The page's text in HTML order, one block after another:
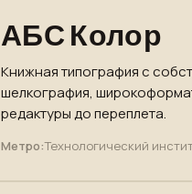
АБС Колор
Книжная типография с
шелкография,
редактуры до переплета.
Метро:Технологический